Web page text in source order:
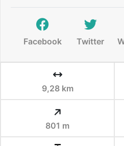
Facebook Twitter
9,28 km
801 m